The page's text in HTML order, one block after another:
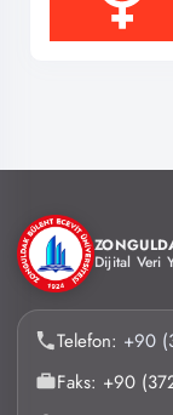
Dijital Veri
Telefon: +90
Faks: +90